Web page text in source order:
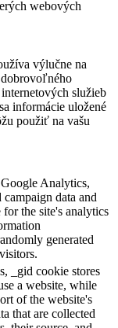
webových
výlučne na
služieb
informácie uložené
použiť na vašu
Analytics,
campaign data and
for the site's analytics
generated
_gid cookie stores
a website, while
of the website's
that are collected